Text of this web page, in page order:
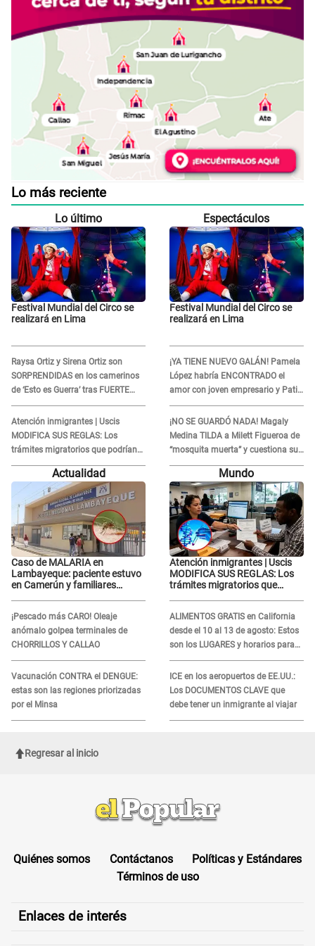
Lo más reciente
Lo último
Festival Mundial del Circo se
realizará en Lima
Raysa Ortiz y Sirena Ortiz son
SORPRENDIDAS en los camerinos
de ‘Esto es Guerra’ tras FUERTE
ENFRENTAMIENTO con Gabriel
Moisés: “Gracias”
Atención inmigrantes | Uscis
MODIFICA SUS REGLAS: Los
trámites migratorios que podrían
necesitar tu prueba de ADN
Espectáculos
Festival Mundial del Circo se
realizará en Lima
¡YA TIENE NUEVO GALÁN! Pamela
López habría ENCONTRADO el
amor con joven empresario y Pati
Lorena la ECHA en VIVO
¡NO SE GUARDÓ NADA! Magaly
Medina TILDA a Milett Figueroa de
“mosquita muerta” y cuestiona su
RECONCILIACIÓN con Marcelo
Tinelli en TV argentina
Actualidad
Caso de MALARIA en
Lambayeque: paciente estuvo
en Camerún y familiares
¡Pescado más CARO! Oleaje
anómalo golpea terminales de
CHORRILLOS Y CALLAO
Vacunación CONTRA el DENGUE:
estas son las regiones priorizadas
por el Minsa
Mundo
Atención inmigrantes | Uscis
MODIFICA SUS REGLAS: Los
trámites migratorios que
ALIMENTOS GRATIS en California
desde el 10 al 13 de agosto: Estos
son los LUGARES y horarios para
recibir la ayuda
ICE en los aeropuertos de EE.UU.:
Los DOCUMENTOS CLAVE que
debe tener un inmigrante al viajar
Regresar al inicio
Quiénes somos Contáctanos
Políticas y Estándares
Términos de uso
Enlaces de interés